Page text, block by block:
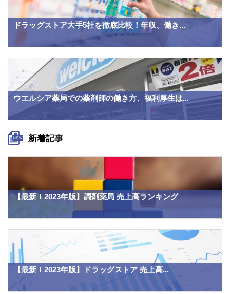
ドラッグストア大手5社を徹底比較！年収、働き...
ウエルシア薬局での薬剤師の働き方、福利厚生は...
新着記事
【最新！2023年版】調剤薬局 売上高ランキング
【最新！2023年版】ドラッグストア 売上高...